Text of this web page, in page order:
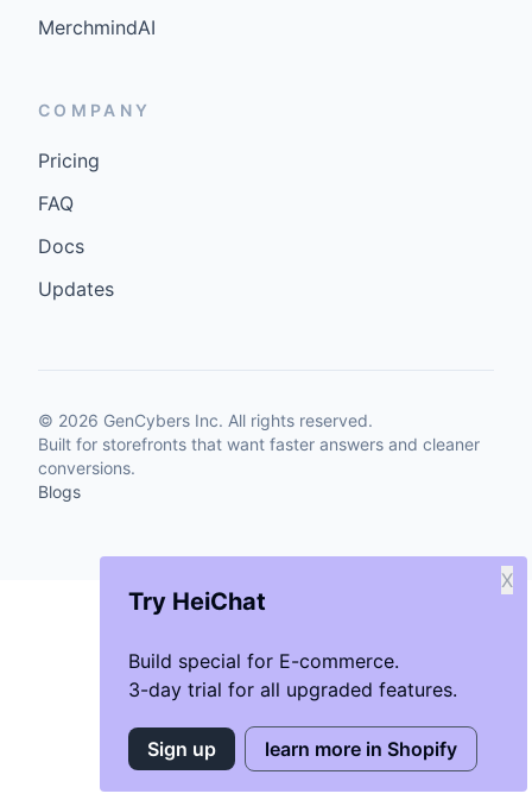
Try HeiChat
Build special for E-commerce.
3-day trial for all upgraded features.
X
Sign up learn more in Shopify
MerchmindAI
COMPANY
Pricing
FAQ
Docs
Updates
© 2026 GenCybers Inc. All rights reserved.
Built for storefronts that want faster answers and cleaner
conversions.
Blogs